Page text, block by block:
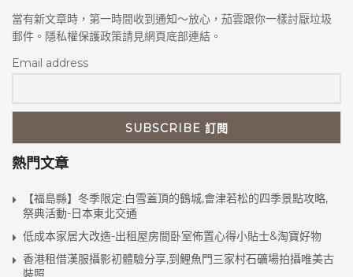
當有新文章時，第一時間收到通知～放心，茄雲跟你一樣討厭垃圾
郵件。隱私權保護政策請見網頁底部連結。
Email address
熱門文章
【福島縣】冬季限定:白雪蓋頂的鶴城,會津若松的四季景點攻略,
祭典活動-日本東北交通
低成本家居大改造-出租屋房間卧室佈置心得小貼士&淘寶好物
香港租借漢服攝影初體驗分享,到鯉魚門三家村石礦場拍攝唯美古
裝照